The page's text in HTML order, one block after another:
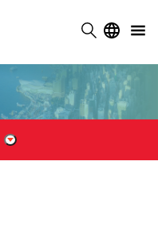
“行政长官选举”